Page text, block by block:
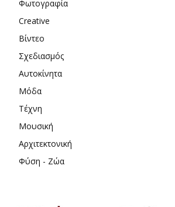
Φωτογραφία
Creative
Βίντεο
Σχεδιασμός
Αυτοκίνητα
Μόδα
Τέχνη
Μουσική
Αρχιτεκτονική
Φύση - Ζώα